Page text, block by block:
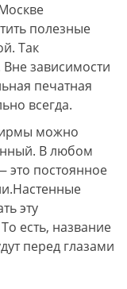
полезные
Так
зависимости
печатная
всегда.
можно
В любом
это постоянное
эту
есть, название
перед глазами